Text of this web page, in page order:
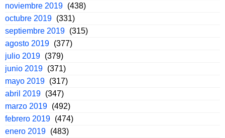
noviembre 2019 (438)
octubre 2019 (331)
septiembre 2019 (315)
agosto 2019 (377)
julio 2019 (379)
junio 2019 (371)
mayo 2019 (317)
abril 2019 (347)
marzo 2019 (492)
febrero 2019 (474)
enero 2019 (483)